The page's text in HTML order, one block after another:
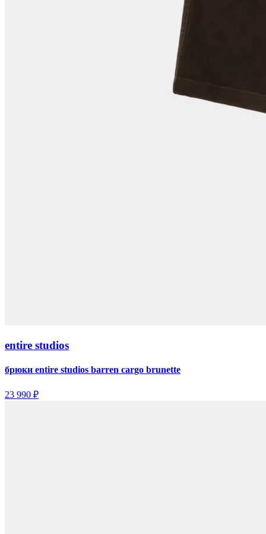
entire studios
брюки entire studios barren cargo brunette
23 990 ₽